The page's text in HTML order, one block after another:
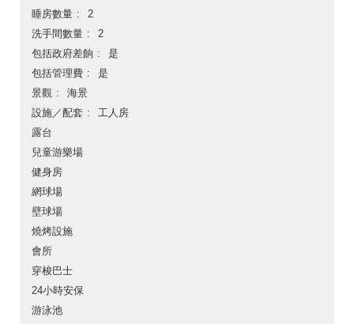
睡房數量
2
洗手間數量
2
包括政府差餉
是
包括管理費
是
景觀
海景
設施／配套
工人房
露台
兒童游樂場
健身房
網球場
壁球場
燒烤設施
會所
穿梭巴士
24小時安保
游泳池